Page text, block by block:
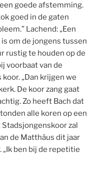
goede afstemming.
goed in de gaten
Lachend: „Een
om de jongens tussen
rustig te houden op de
voorbaat van de
„Dan krijgen we
De koor zang gaat
Zo heeft Bach dat
alle koren op een
Stadsjongenskoor zal
de Matthäus dit jaar
ben bij de repetitie